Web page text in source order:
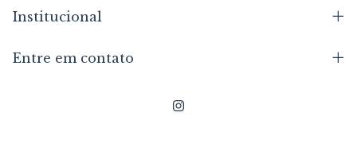
Institucional
Entre em contato